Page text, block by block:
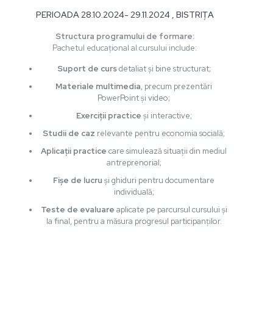
PERIOADA 28.10.2024- 29.11.2024 , BISTRIȚA
Structura programului de formare:
Pachetul educațional al cursului include:
Suport de cursdetaliat și bine structurat;
Materiale multimedia, precum prezentări
PowerPoint și video;
Exerciții practice și interactive;
Studii de caz relevante pentru economia socială;
Aplicații practice care simulează situații din mediul
antreprenorial;
Fișe de lucru și ghiduri pentru documentare
individuală;
Teste de evaluare aplicate pe parcursul cursului și
la final, pentru a măsura progresul participanților.